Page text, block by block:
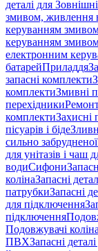
деталі для
змивом, живлення
керуванням
керуванням
електронним
батарейПриладдя
запасні комплекти
комплектиЗмивні
перехідники
комплектиЗахисні
пісуарів і біде
сильно
для унітазів і чаш
водиСифони
колінаЗапасні
патрубкиЗапасні
для підключення
підключення
Подовжувачі
ПВХЗапасні